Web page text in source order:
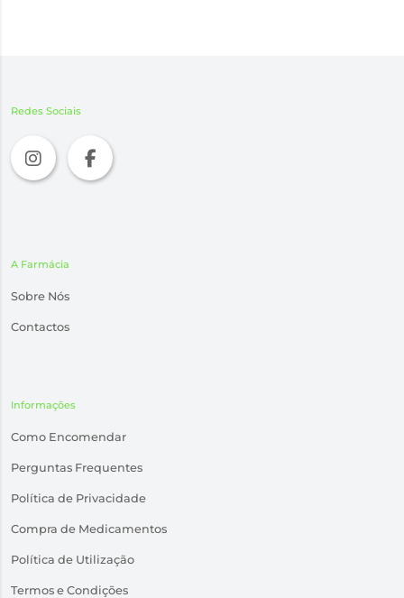
Redes Sociais
A Farmácia
Sobre Nós
Contactos
Informações
Como Encomendar
Perguntas Frequentes
Política de Privacidade
Compra de Medicamentos
Política de Utilização
Termos e Condições